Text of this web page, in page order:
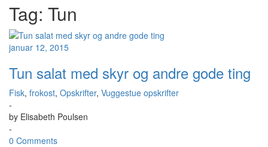
Tag: Tun
januar 12, 2015
Tun salat med skyr og andre gode ting
Fisk, frokost, Opskrifter, Vuggestue opskrifter
-
by Elisabeth Poulsen
-
0 Comments